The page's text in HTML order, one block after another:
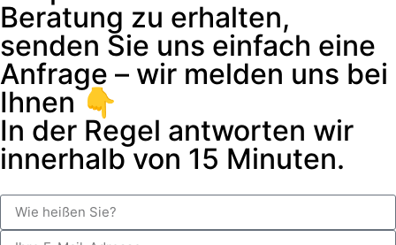
Beratung zu erhalten,
senden Sie uns einfach eine
Anfrage – wir melden uns bei
Ihnen 👇
In der Regel antworten wir
innerhalb von 15 Minuten.